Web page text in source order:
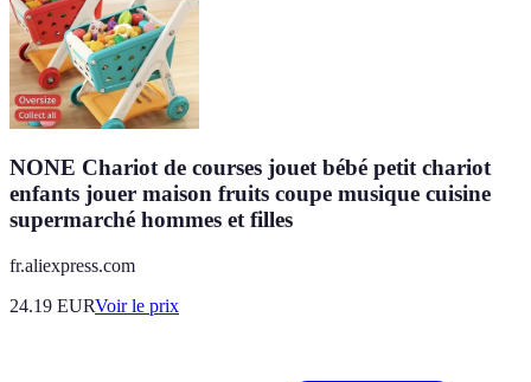
NONE Chariot de courses jouet bébé petit chariot
enfants jouer maison fruits coupe musique cuisine
supermarché hommes et filles
fr.aliexpress.com
24.19 EURVoir le prix